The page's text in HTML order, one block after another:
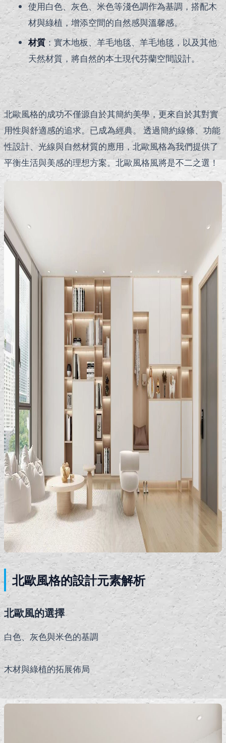
使用白色、灰色、米色等淺色調作為基調，搭配木
材與綠植，增添空間的自然感與溫馨感。
材質 ：實木地板、羊毛地毯、羊毛地毯，以及其他
天然材質，將自然的本土現代芬蘭空間設計。
北歐風格的成功不僅源自於其簡約美學，更來自於其對實
用性與舒適感的追求。已成為經典。 透過簡約線條、功能
性設計、光線與自然材質的應用，北歐風格為我們提供了
平衡生活與美感的理想方案。北歐風格風將是不二之選！
北歐風格的設計元素解析
北歐風的選擇
白色、灰色與米色的基調
木材與綠植的拓展佈局